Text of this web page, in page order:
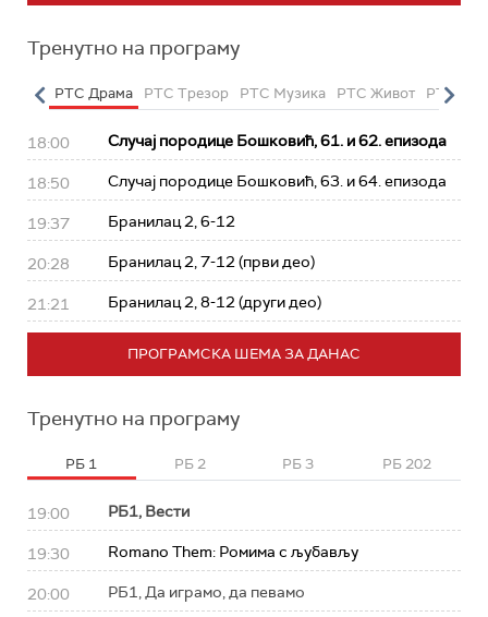
Тренутно на програму
РТС Драма РТС Трезор РТС Музика РТС Живот РТС
18:00 Случај породице Бошковић, 61. и 62. епизода
18:50 Случај породице Бошковић, 63. и 64. епизода
19:37 Бранилац 2, 6-12
20:28 Бранилац 2, 7-12 (први део)
21:21 Бранилац 2, 8-12 (други део)
ПРОГРАМСКА ШЕМА ЗА ДАНАС
Тренутно на програму
РБ 1 РБ 2 РБ 3 РБ 202
19:00 РБ1, Вести
19:30 Romano Them: Ромима с љубављу
20:00 РБ1, Да играмо, да певамо